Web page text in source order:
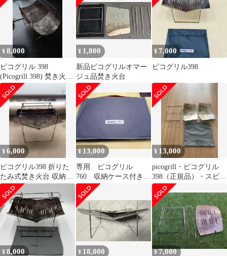
¥8,000
ピコグリル 398
(Picogrill 398) 焚き火台
本体 専用ケース有
¥ 1,800
新品ピコグリルオマー
ジュ品焚き火台
¥ 7,000
ピコグリル398
¥6,000
ピコグリル398 折りた
たみ式焚き火台 収納ケ
ース付き
¥13,000
専用 ピコグリル
760 収納ケース付き
即日発送可能です
¥ 13,000
picogrill・ピコグリル
398（正規品）・スピッ
ト未使用・収納袋付
¥8,000 ¥ 18,000 ¥7,000